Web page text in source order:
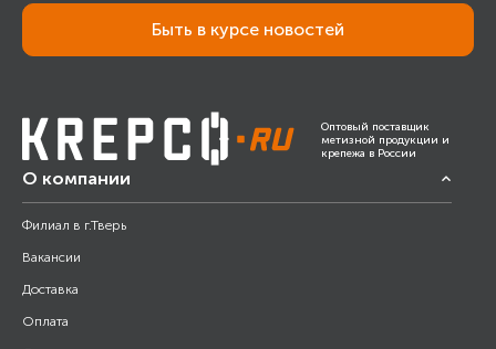
Быть в курсе новостей
Оптовый поставщик
метизной продукции и
крепежа в России
О компании
Филиал в г.Тверь
Вакансии
Доставка
Оплата